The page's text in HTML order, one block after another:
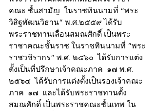
คณะ ชั้นสามัญ  ในราชทินนามที่ “พระ
วิสิฐพัฒนวิธาน” พ.ศ.๒๕๕๙​ ได้รับ
พระราชทานเลื่อนสมณศักดิ์ เป็นพระ
ราชาคณะชั้นราช ในราชทินนามที่ “พระ
ราชวชิรากร” พ.ศ. ๒๕๖๐​  ได้รับการแต่ง
ตั้งเป็นที่ปรึกษาเจ้าคณะภาค  ๑๗ พ.ศ.
๒๕๖๔​  ได้รับการแต่งตั้งเป็นรองเจ้าคณะ
ภาค  ๑๗  ​และได้รับพระราชทานตั้ง
สมณศักดิ์ เป็นพระราชคณะชั้นเทพ ใน